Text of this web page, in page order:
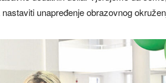
unapređenje obrazovnog